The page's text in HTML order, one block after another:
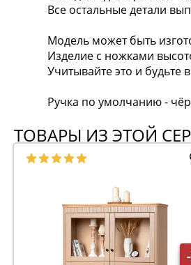
Все остальные детали
Модель может быть
Изделие с ножками
Учитывайте это и
Ручка по умолчанию -
ТОВАРЫ ИЗ ЭТОЙ